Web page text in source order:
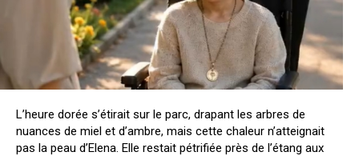
L’heure dorée s’étirait sur le parc, drapant les arbres de
nuances de miel et d’ambre, mais cette chaleur n’atteignait
pas la peau d’Elena. Elle restait pétrifiée près de l’étang aux